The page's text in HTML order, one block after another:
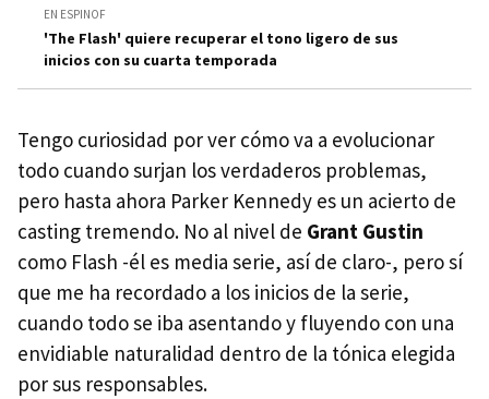
EN ESPINOF
'The Flash' quiere recuperar el tono ligero de sus
inicios con su cuarta temporada
Tengo curiosidad por ver cómo va a evolucionar
todo cuando surjan los verdaderos problemas,
pero hasta ahora Parker Kennedy es un acierto de
casting tremendo. No al nivel de Grant Gustin
como Flash -él es media serie, así de claro-, pero sí
que me ha recordado a los inicios de la serie,
cuando todo se iba asentando y fluyendo con una
envidiable naturalidad dentro de la tónica elegida
por sus responsables.